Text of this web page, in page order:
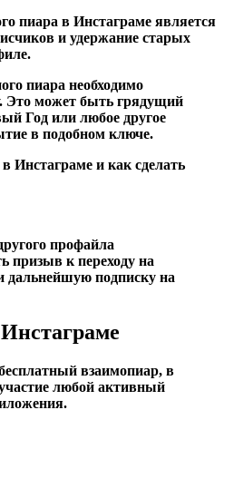
пиара в Инстаграме является
и удержание старых
пиара необходимо
Это может быть грядущий
Год или любое другое
в подобном ключе.
Инстаграме и как сделать
профайла
призыв к переходу на
дальнейшую подписку на
взаимопиар, в
любой активный